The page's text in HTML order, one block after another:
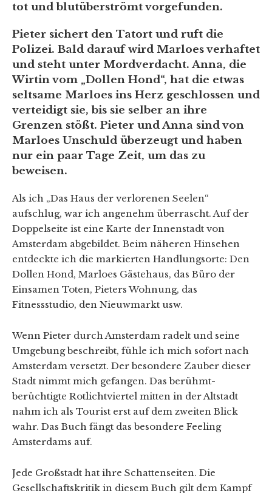
tot und blutüberströmt vorgefunden.
Pieter sichert den Tatort und ruft die
Polizei. Bald darauf wird Marloes verhaftet
und steht unter Mordverdacht. Anna, die
Wirtin vom „Dollen Hond“, hat die etwas
seltsame Marloes ins Herz geschlossen und
verteidigt sie, bis sie selber an ihre
Grenzen stößt. Pieter und Anna sind von
Marloes Unschuld überzeugt und haben
nur ein paar Tage Zeit, um das zu
beweisen.
Als ich „Das Haus der verlorenen Seelen“
aufschlug, war ich angenehm überrascht. Auf der
Doppelseite ist eine Karte der Innenstadt von
Amsterdam abgebildet. Beim näheren Hinsehen
entdeckte ich die markierten Handlungsorte: Den
Dollen Hond, Marloes Gästehaus, das Büro der
Einsamen Toten, Pieters Wohnung, das
Fitnessstudio, den Nieuwmarkt usw.
Wenn Pieter durch Amsterdam radelt und seine
Umgebung beschreibt, fühle ich mich sofort nach
Amsterdam versetzt. Der besondere Zauber dieser
Stadt nimmt mich gefangen. Das berühmt-
berüchtigte Rotlichtviertel mitten in der Altstadt
nahm ich als Tourist erst auf dem zweiten Blick
wahr. Das Buch fängt das besondere Feeling
Amsterdams auf.
Jede Großstadt hat ihre Schattenseiten. Die
Gesellschaftskritik in diesem Buch gilt dem Kampf